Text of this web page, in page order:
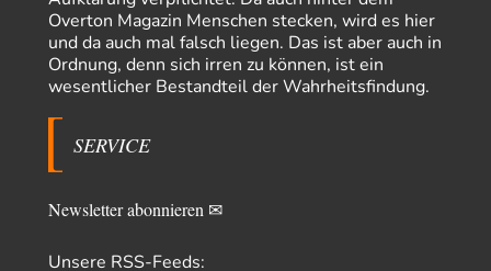
gar nicht…
Schattenland
vor 17 Stunden zu:
Unkabarettistische Anstalten
Dem schließe ich mich 100 pro an - das deutsche politische Kabarett ist
tot (Lisa…
vor 18 Stunden zu:
Dissonanzen
Kleine Korrektur: Anders als Moshe Zuckermann schildet gab es in den
1960er und 1970er Jahren…
Wolfgang Wirthvor 18 Stunden zu:
Overton Magazin Menschen stecken, wird es hier
und da auch mal falsch liegen. Das ist aber auch in
Ordnung, denn sich irren zu können, ist ein
wesentlicher Bestandteil der Wahrheitsfindung.
SERVICE
Newsletter abonnieren ✉
Unsere RSS-Feeds: